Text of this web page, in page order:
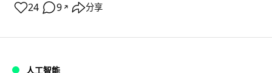
24 9 ↗ 分享
人工智能